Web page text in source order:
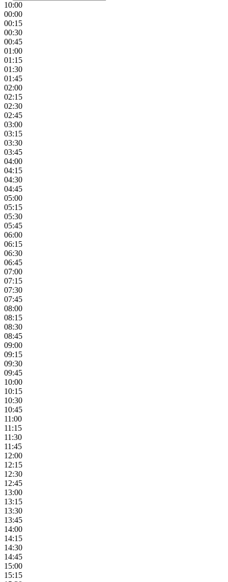
10:00
00:00
00:15
00:30
00:45
01:00
01:15
01:30
01:45
02:00
02:15
02:30
02:45
03:00
03:15
03:30
03:45
04:00
04:15
04:30
04:45
05:00
05:15
05:30
05:45
06:00
06:15
06:30
06:45
07:00
07:15
07:30
07:45
08:00
08:15
08:30
08:45
09:00
09:15
09:30
09:45
10:00
10:15
10:30
10:45
11:00
11:15
11:30
11:45
12:00
12:15
12:30
12:45
13:00
13:15
13:30
13:45
14:00
14:15
14:30
14:45
15:00
15:15